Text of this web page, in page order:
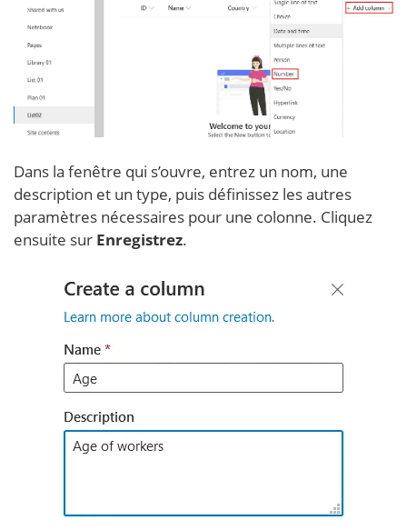
Dans la fenêtre qui s’ouvre, entrez un nom, une
description et un type, puis définissez les autres
paramètres nécessaires pour une colonne. Cliquez
ensuite sur Enregistrez.